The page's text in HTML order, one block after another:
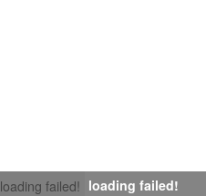
loading failed! loading failed!